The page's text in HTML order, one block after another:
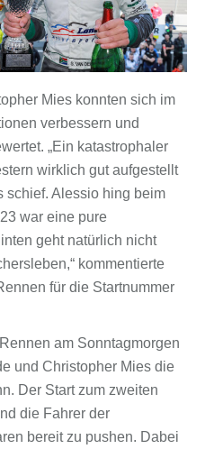
Mies konnten sich im
verbessern und
„Ein katastrophaler
wirklich gut aufgestellt
schief. Alessio hing beim
war eine pure
geht natürlich nicht
kommentierte
für die Startnummer
am Sonntagmorgen
und Christopher Mies die
Der Start zum zweiten
die Fahrer der
bereit zu pushen. Dabei